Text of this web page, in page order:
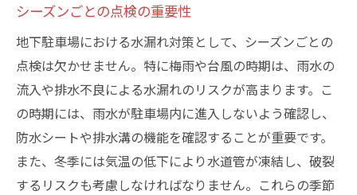
地下駐車場の水漏れ対策に役立つ最新技術とそ
の活用法
最新の漏水検知システムの紹介
センサーを活用した監視方法
防水材料の選び方と施工法
ドローンを使った点検のメリット
AI活用による予測メンテナンス
シーズンごとの点検の重要性
地下駐車場における水漏れ対策として、シーズンごとの
点検は欠かせません。特に梅雨や台風の時期は、雨水の
流入や排水不良による水漏れのリスクが高まります。こ
の時期には、雨水が駐車場内に進入しないよう確認し、
防水シートや排水溝の機能を確認することが重要です。
また、冬季には気温の低下により水道管が凍結し、破裂
するリスクも考慮しなければなりません。これらの季節